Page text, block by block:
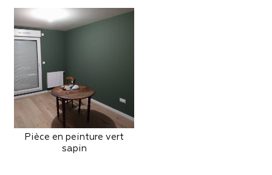
Pièce en peinture vert
sapin